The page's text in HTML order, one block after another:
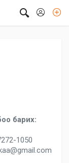
барих:
1050